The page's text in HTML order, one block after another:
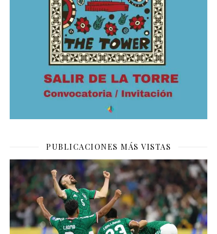
PUBLICACIONES MÁS VISTAS